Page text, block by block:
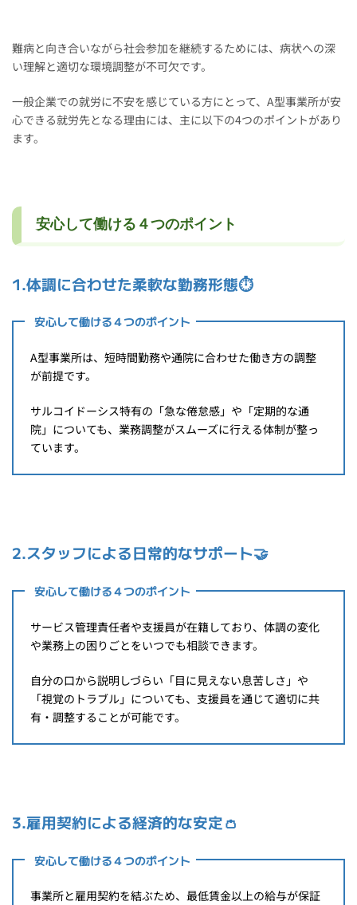
難病と向き合いながら社会参加を継続するためには、病状への深
い理解と適切な環境調整が不可欠です。
一般企業での就労に不安を感じている方にとって、A型事業所が安
心できる就労先となる理由には、主に以下の4つのポイントがあり
ます。
安心して働ける４つのポイント
1.体調に合わせた柔軟な勤務形態⏱️
安心して働ける４つのポイント
A型事業所は、短時間勤務や通院に合わせた働き方の調整
が前提です。
サルコイドーシス特有の「急な倦怠感」や「定期的な通
院」についても、業務調整がスムーズに行える体制が整っ
ています。
2.スタッフによる日常的なサポート🤝
安心して働ける４つのポイント
サービス管理責任者や支援員が在籍しており、体調の変化
や業務上の困りごとをいつでも相談できます。
自分の口から説明しづらい「目に見えない息苦しさ」や
「視覚のトラブル」についても、支援員を通じて適切に共
有・調整することが可能です。
3.雇用契約による経済的な安定👛
安心して働ける４つのポイント
事業所と雇用契約を結ぶため、最低賃金以上の給与が保証